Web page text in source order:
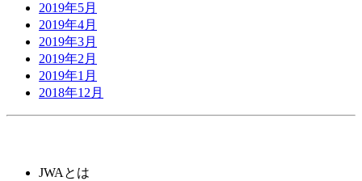
2019年5月
2019年4月
2019年3月
2019年2月
2019年1月
2018年12月
JWAとは